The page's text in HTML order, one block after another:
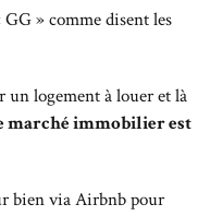
GG » comme disent les
logement à louer et là
marché immobilier est
bien via Airbnb pour